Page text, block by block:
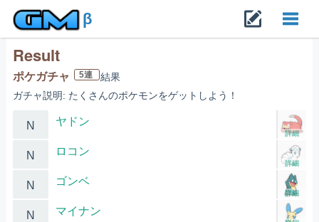
β
Result
ポケガチャ 5連
結果
ガチャ説明: たくさんのポケモンをゲットしよう！
N ヤドン
詳細
N ロコン
詳細
N ゴンベ
詳細
N マイナン